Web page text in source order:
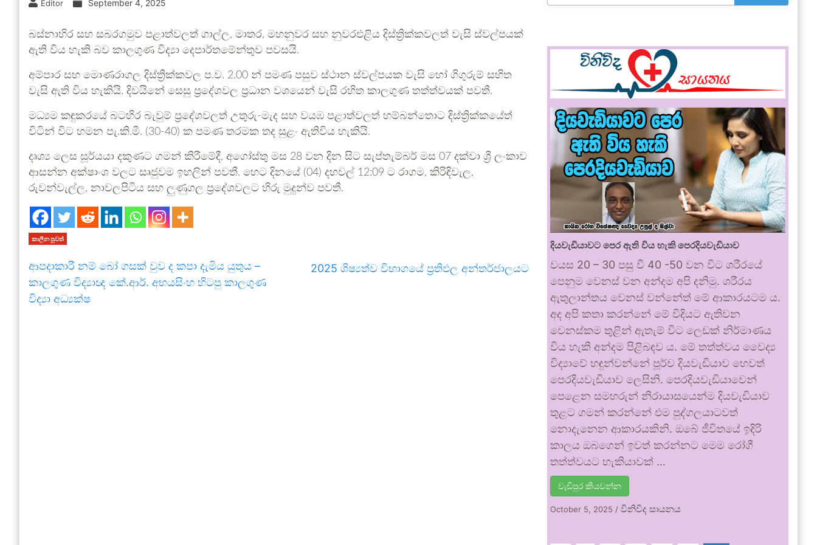
Editor September 4, 2025
බස්නාහිර සහ සබරගමුව පළාත්වලත් ගාල්ල, මාතර, මහනුවර සහ නුවරඑළිය දිස්ත්‍රික්කවලත් වැසි ස්වල්පයක්
ඇති විය හැකි බව කාලගුණ විද්‍යා දෙපාර්තමේන්තුව පවසයි.
අම්පාර සහ මොණරාගල දිස්ත්‍රික්කවල ප.ව. 2.00 න් පමණ පසුව ස්ථාන ස්වල්පයක වැසි හෝ ගිගුරුම් සහිත
වැසි ඇති විය හැකියි. දිවයිනේ සෙසු ප්‍රදේශවල ප්‍රධාන වශයෙන් වැසි රහිත කාලගුණ තත්ත්වයක් පවතී.
මධ්‍යම කඳුකරයේ බටහිර බැවුම් ප්‍රදේශවලත් උතුරු-මැද සහ වයඹ පළාත්වලත් හම්බන්තොට දිස්ත්‍රික්කයේත්
විටින් විට හමන පැ.කි.මී. (30-40) ක පමණ තරමක තද සුළං ඇතිවිය හැකියි.
දෘශ්‍ය ලෙස සූර්යයා දකුණට ගමන් කිරීමේදී, අගෝස්තු මස 28 වන දින සිට සැප්තැම්බර් මස 07 දක්වා ශ්‍රී ලංකාව
ආසන්න අක්ෂාංශ වලට සෘජුවම ඉහලින් පවතී. හෙට දිනයේ (04) දහවල් 12:09 ට රාගම, කිරිඳිවැල,
රුවන්වැල්ල, නාවලපිටිය සහ ලුණුගල ප්‍රදේශවලට හිරු මුදුන්ව පවතී.
කාලීන පුවත්
ආපදාකාරී නම් බෝ ගසක් වුව ද කපා දැමිය යුතුය –
කාලගුණ විද්‍යාඥ කේ.ආර්. අභයසිංහ හිටපු කාලගුණ
විද්‍යා අධ්‍යක්ෂ
2025 ශිෂ්‍යත්ව විභාගයේ ප්‍රතිඵල අන්තර්ජාලයට
දියවැඩියාවට පෙර ඇති විය හැකි පෙරදියවැඩියාව
වයස 20 – 30 පසු වී 40 -50 වන විට ශරීරයේ
පෙනුම වෙනස් වන අන්දම අපි දනිමු. ශරීරය
ඇතුලාන්තය වෙනස් වන්නේත් මේ ආකාරයටම ය.
අද අපි කතා කරන්නේ මේ විදියට ඇතිවන
වෙනස්කම තුළින් ඇතැම් විට ලෙඩක් නිර්මාණය
විය හැකි අන්දම පිළිබඳව ය. මේ තත්ත්වය වෛද්‍ය
විද්‍යාවේ හඳුන්වන්නේ පූර්ව දියවැඩියාව හෙවත්
පෙරදියවැඩියාව ලෙසිනි. පෙරදියවැඩියාවෙන්
පෙළෙන සමහරුන් නිරායාසයෙන්ම දියවැඩියාව
තුළට ගමන් කරන්නේ එම පුද්ගලයාටවත්
නොදැනෙන ආකාරයකිනි. ඔබේ ජීවිතයේ ඉදිරි
කාලය ඔබගෙන් ඉවත් කරන්නට මෙම රෝගී
තත්ත්වයට හැකියාවක් …
වැඩිපුර කියවන්න
October 5, 2025 /විනිවිද සායනය